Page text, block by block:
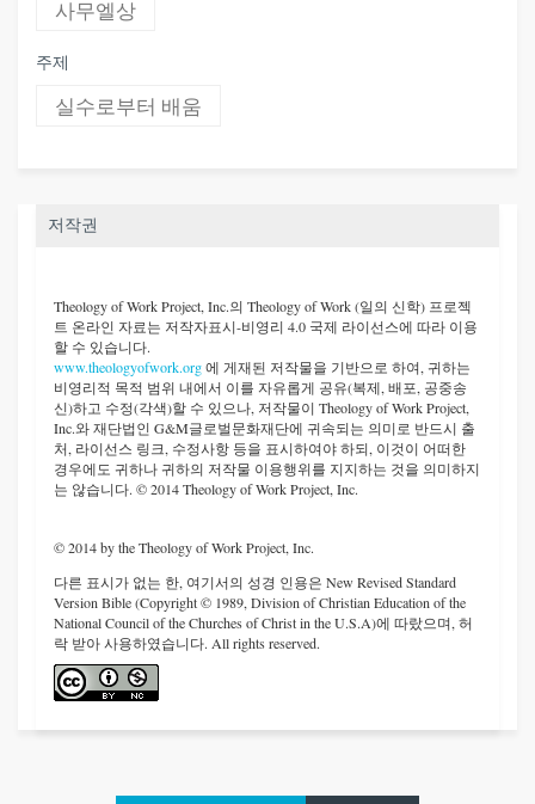
사무엘상
주제
실수로부터 배움
저작권
Theology of Work Project, Inc.의 Theology of Work (일의 신학) 프로젝
트 온라인 자료는 저작자표시-비영리 4.0 국제 라이선스에 따라 이용
할 수 있습니다.
www.theologyofwork.org에 게재된 저작물을 기반으로 하여, 귀하는
비영리적 목적 범위 내에서 이를 자유롭게 공유(복제, 배포, 공중송
신)하고 수정(각색)할 수 있으나, 저작물이 Theology of Work Project,
Inc.와 재단법인 G&M글로벌문화재단에 귀속되는 의미로 반드시 출
처, 라이선스 링크, 수정사항 등을 표시하여야 하되, 이것이 어떠한
경우에도 귀하나 귀하의 저작물 이용행위를 지지하는 것을 의미하지
는 않습니다. © 2014 Theology of Work Project, Inc.
© 2014 by the Theology of Work Project, Inc.
다른 표시가 없는 한, 여기서의 성경 인용은 New Revised Standard
Version Bible (Copyright © 1989, Division of Christian Education of the
National Council of the Churches of Christ in the U.S.A)에 따랐으며, 허
락 받아 사용하였습니다. All rights reserved.